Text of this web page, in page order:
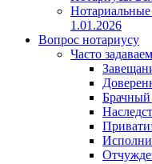
1.01.2026
Вопрос нотариусу
Часто
Брачный